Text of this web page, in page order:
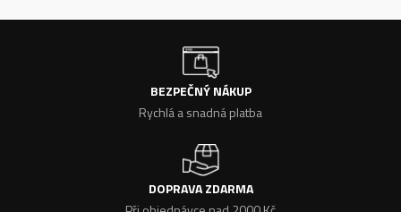
BEZPEČNÝ NÁKUP
Rychlá a snadná platba
DOPRAVA ZDARMA